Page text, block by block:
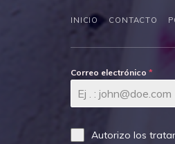
INICIO CONTACTO
Correo electrónico *
Autorizo los